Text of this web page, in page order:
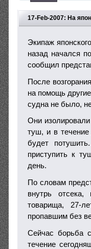
17-Feb-2007: На
Экипаж
назад начался
сообщил
После
на помощь
судна не было,
Они изолировали
туш, и в
будет
приступить к
день.
По словам
внутрь
товарища, 27-
пропавшим без
Сейчас борьба
течение